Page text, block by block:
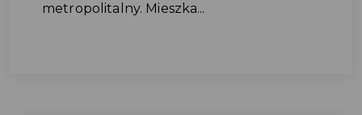
metropolitalny. Mieszka...